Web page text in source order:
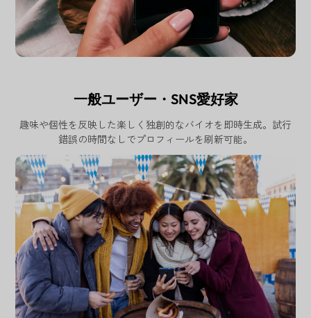
一般ユーザー・SNS愛好家
趣味や個性を反映した楽しく独創的なバイオを即時生成。試行
錯誤の時間なしでプロフィールを刷新可能。